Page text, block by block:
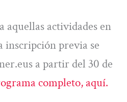
aquellas actividades en
inscripción previa se
a partir del 30 de
completo, aquí.